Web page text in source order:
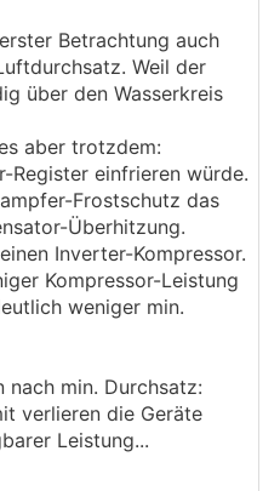
Betrachtung auch
Weil der
über den Wasserkreis
aber trotzdem:
Register einfrieren würde.
Frostschutz das
Überhitzung.
Inverter-Kompressor.
Kompressor-Leistung
weniger min.
nach min. Durchsatz:
verlieren die Geräte
Leistung...